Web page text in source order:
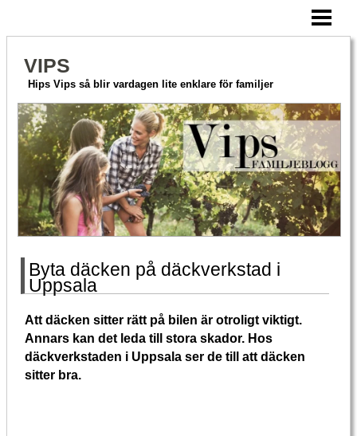
HITTA PÅ TILLSAMMANS
OM VIPS
BLOGG
VIPS
Hips Vips så blir vardagen lite enklare för familjer
Byta däcken på däckverkstad i
Uppsala
Att däcken sitter rätt på bilen är otroligt viktigt.
Annars kan det leda till stora skador. Hos
däckverkstaden i Uppsala ser de till att däcken
sitter bra.